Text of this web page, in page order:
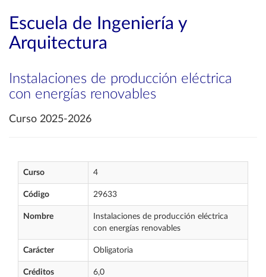
Escuela de Ingeniería y
Arquitectura
Instalaciones de producción eléctrica
con energías renovables
Curso 2025-2026
Curso 4
Código 29633
Nombre
Instalaciones de producción eléctrica
con energías renovables
Carácter Obligatoria
Créditos 6,0